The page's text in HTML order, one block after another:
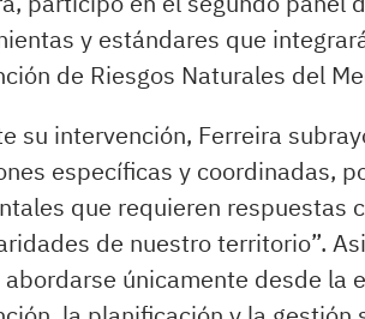
y estándares que
de Riesgos Naturales del
su intervención, Ferreira
específicas y coordinadas,
que requieren respuestas
de nuestro territorio”.
únicamente desde la